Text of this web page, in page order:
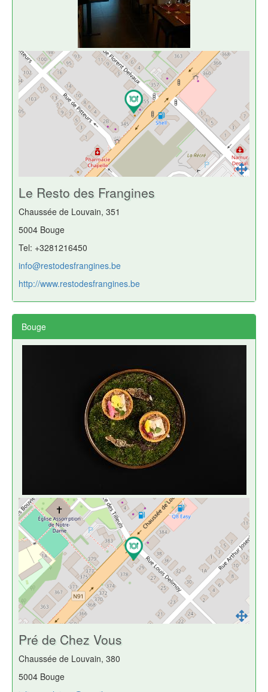
Le Resto des Frangines
Chaussée de Louvain, 351
5004 Bouge
Tel: +3281216450
info@restodesfrangines.be
http://www.restodesfrangines.be
Bouge
Pré de Chez Vous
Chaussée de Louvain, 380
5004 Bouge